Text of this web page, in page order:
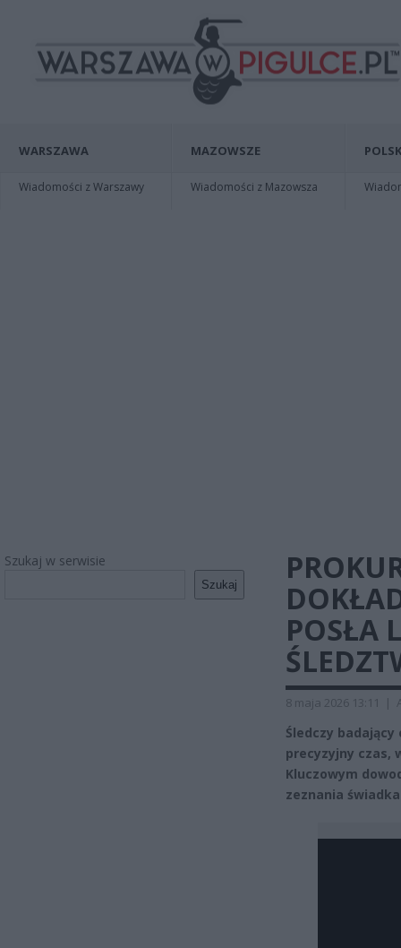
WARSZAWA
Wiadomości z Warszawy
MAZOWSZE
Wiadomości z Mazowsza
Szukaj w serwisie
Szukaj
POSŁA
8 maja 2026 13:11 |
Śledczy
precyzyjny czas,
Kluczowym
zeznania